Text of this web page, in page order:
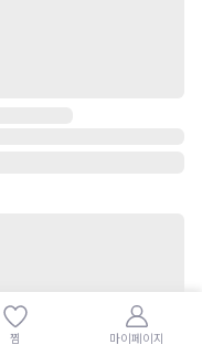
찜 마이페이지